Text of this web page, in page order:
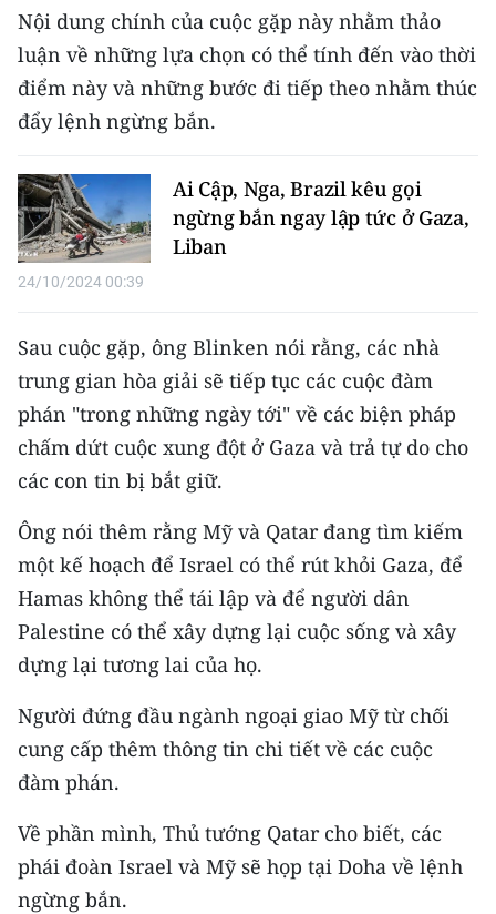
Video
Media Chính trị
Media Kinh tế
Media Văn hóa
Media Xã hội
Media Pháp luật
Media Thế giới
Media Thể thao
Media Giáo dục
Media Y tế
Media Khoa học - Công nghệ
Media Môi trường
Ảnh
Infographic
TIN MỚI
TIN ĐỊA PHƯƠNG
Trung du và miền núi phía Bắc
Nội dung chính của cuộc gặp này nhằm thảo
luận về những lựa chọn có thể tính đến vào thời
điểm này và những bước đi tiếp theo nhằm thúc
đẩy lệnh ngừng bắn.
Ai Cập, Nga, Brazil kêu gọi
ngừng bắn ngay lập tức ở Gaza,
Liban
24/10/2024 00:39
Sau cuộc gặp, ông Blinken nói rằng, các nhà
trung gian hòa giải sẽ tiếp tục các cuộc đàm
phán "trong những ngày tới" về các biện pháp
chấm dứt cuộc xung đột ở Gaza và trả tự do cho
các con tin bị bắt giữ.
Ông nói thêm rằng Mỹ và Qatar đang tìm kiếm
một kế hoạch để Israel có thể rút khỏi Gaza, để
Hamas không thể tái lập và để người dân
Palestine có thể xây dựng lại cuộc sống và xây
dựng lại tương lai của họ.
Người đứng đầu ngành ngoại giao Mỹ từ chối
cung cấp thêm thông tin chi tiết về các cuộc
đàm phán.
Về phần mình, Thủ tướng Qatar cho biết, các
phái đoàn Israel và Mỹ sẽ họp tại Doha về lệnh
ngừng bắn.